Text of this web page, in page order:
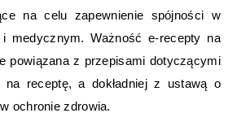
na celu zapewnienie spójności w
medycznym. Ważność e-recepty na
powiązana z przepisami dotyczącymi
na receptę, a dokładniej z ustawą o
ochronie zdrowia.